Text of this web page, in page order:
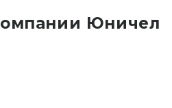
Юничел